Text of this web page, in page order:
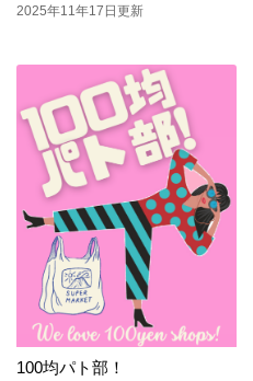
2025年11年17日更新
100均パト部！